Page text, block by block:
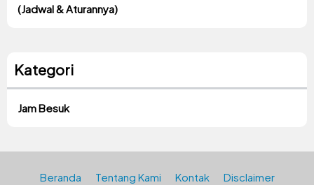
(Jadwal & Aturannya)
Kategori
Jam Besuk
Beranda Tentang Kami Kontak Disclaimer